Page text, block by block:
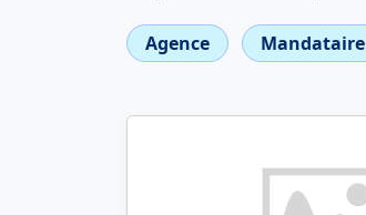
Agence Mandataire